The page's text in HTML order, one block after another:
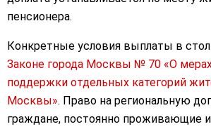
пенсионера.
Конкретные условия выплаты в
Законе города Москвы № 70 «О
поддержки отдельных категорий
Москвы». Право на региональную
граждане, постоянно проживающие и